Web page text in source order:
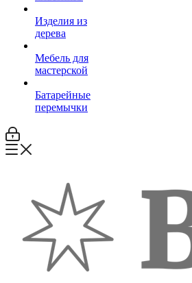
Изделия из
дерева
Мебель для
мастерской
Батарейные
перемычки